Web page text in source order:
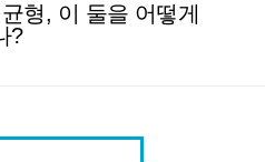
형, 이 둘을 어떻게
?